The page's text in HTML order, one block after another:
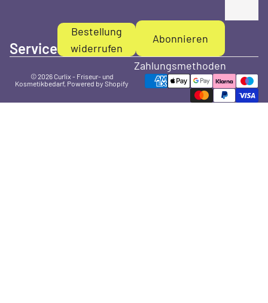
Service
Bestellung
widerrufen
Abonnieren
© 2026Curlix - Friseur- und
Kosmetikbedarf, Powered by Shopify
Zahlungsmethoden